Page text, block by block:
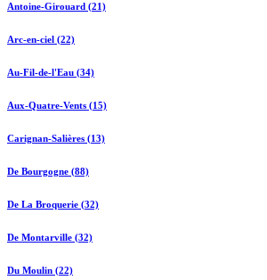
Antoine-Girouard (21)
Arc-en-ciel (22)
Au-Fil-de-l'Eau (34)
Aux-Quatre-Vents (15)
Carignan-Salières (13)
De Bourgogne (88)
De La Broquerie (32)
De Montarville (32)
Du Moulin (22)